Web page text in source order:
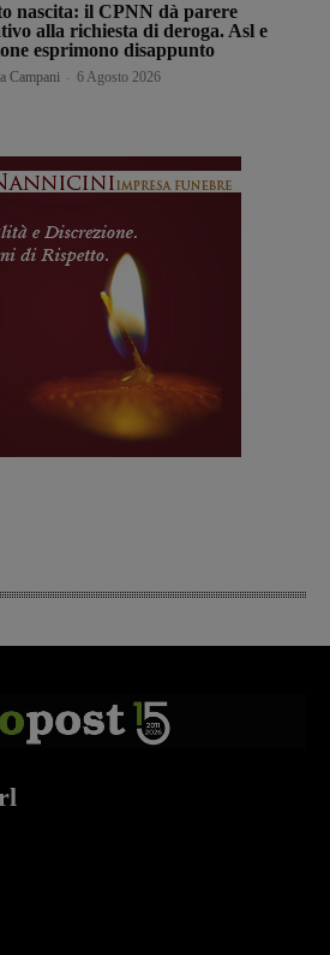
nascita: il CPNN dà parere
alla richiesta di deroga. Asl e
esprimono disappunto
Campani 6 Agosto 2026